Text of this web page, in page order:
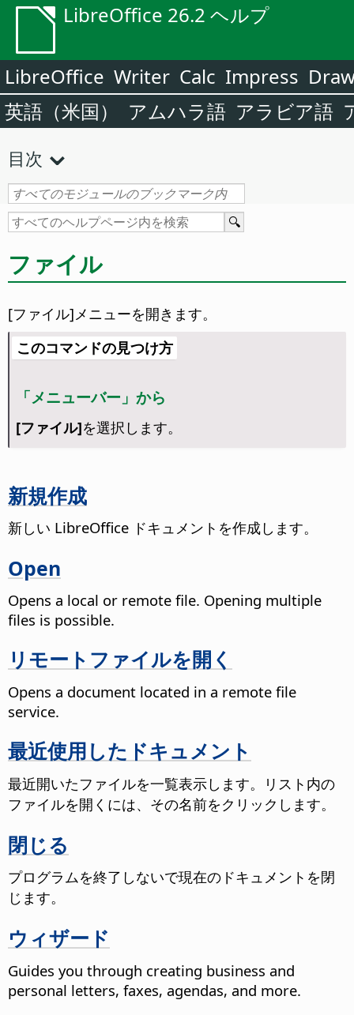
LibreOffice 26.2 ヘルプ
LibreOffice Writer Calc Impress
英語（米国）
アムハラ語 アラビア語
目次
ファイル
[ファイル]メニューを開きます。
このコマンドの見つけ方
「メニューバー」から
[ファイル]を選択します。
新規作成
新しい LibreOffice ドキュメントを作成します。
Open
Opens a local or remote file. Opening multiple
files is possible.
リモートファイルを開く
Opens a document located in a remote file
service.
最近使用したドキュメント
最近開いたファイルを一覧表示します。リスト内の
ファイルを開くには、その名前をクリックします。
閉じる
プログラムを終了しないで現在のドキュメントを閉
じます。
ウィザード
Guides you through creating business and
personal letters, faxes, agendas, and more.